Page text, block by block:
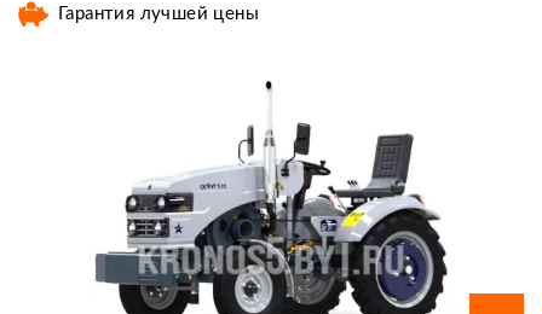
Гарантия лучшей цены